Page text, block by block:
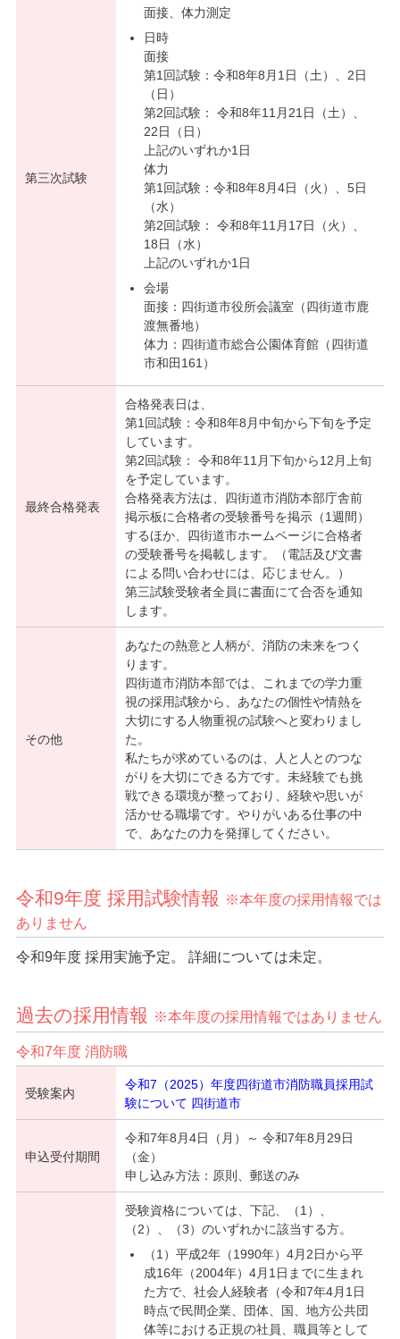
第三次試験
面接、体力測定
日時
面接
第1回試験：令和8年8月1日（土）、2日
（日）
第2回試験： 令和8年11月21日（土）、
22日（日）
上記のいずれか1日
体力
第1回試験：令和8年8月4日（火）、5日
（水）
第2回試験： 令和8年11月17日（火）、
18日（水）
上記のいずれか1日
会場
面接：四街道市役所会議室（四街道市鹿
渡無番地）
体力：四街道市総合公園体育館（四街道
市和田161）
最終合格発表
合格発表日は、
第1回試験：令和8年8月中旬から下旬を予定
しています。
第2回試験： 令和8年11月下旬から12月上旬
を予定しています。
合格発表方法は、四街道市消防本部庁舎前
掲示板に合格者の受験番号を掲示（1週間）
するほか、四街道市ホームページに合格者
の受験番号を掲載します。（電話及び文書
による問い合わせには、応じません。）
第三試験受験者全員に書面にて合否を通知
します。
その他
あなたの熱意と人柄が、消防の未来をつく
ります。
四街道市消防本部では、これまでの学力重
視の採用試験から、あなたの個性や情熱を
大切にする人物重視の試験へと変わりまし
た。
私たちが求めているのは、人と人とのつな
がりを大切にできる方です。未経験でも挑
戦できる環境が整っており、経験や思いが
活かせる職場です。やりがいある仕事の中
で、あなたの力を発揮してください。
令和9年度 採用試験情報 ※本年度の採用情報では
ありません
令和9年度 採用実施予定。 詳細については未定。
過去の採用情報 ※本年度の採用情報ではありません
令和7年度 消防職
受験案内
令和7（2025）年度四街道市消防職員採用試
験について 四街道市
申込受付期間
令和7年8月4日（月）～ 令和7年8月29日
（金）
申し込み方法：原則、郵送のみ
受験資格については、下記、（1）、
（2）、（3）のいずれかに該当する方。
（1）平成2年（1990年）4月2日から平
成16年（2004年）4月1日までに生まれ
た方で、社会人経験者（令和7年4月1日
時点で民間企業、団体、国、地方公共団
体等における正規の社員、職員等として